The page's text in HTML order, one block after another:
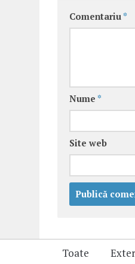
Comentariu *
Nume *
Site web
Toate